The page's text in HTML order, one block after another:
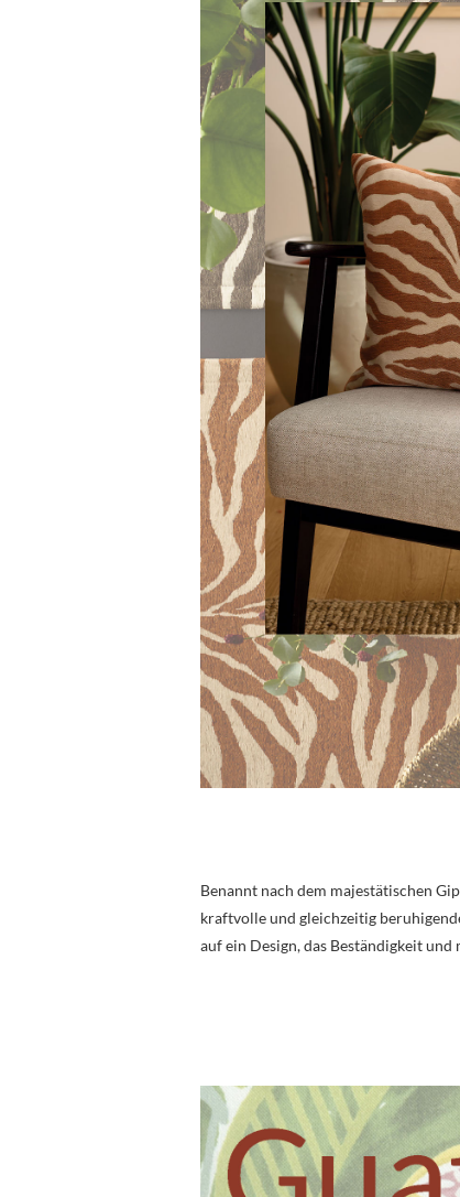
Benannt nach dem majestätischen
kraftvolle und gleichzeitig
auf ein Design, das Beständigkeit